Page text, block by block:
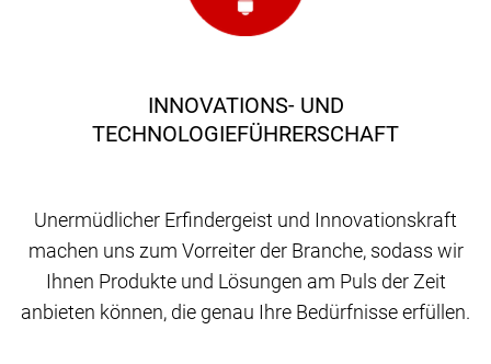
INNOVATIONS- UND
TECHNOLOGIEFÜHRERSCHAFT
Unermüdlicher Erfindergeist und Innovationskraft
machen uns zum Vorreiter der Branche, sodass wir
Ihnen Produkte und Lösungen am Puls der Zeit
anbieten können, die genau Ihre Bedürfnisse erfüllen.